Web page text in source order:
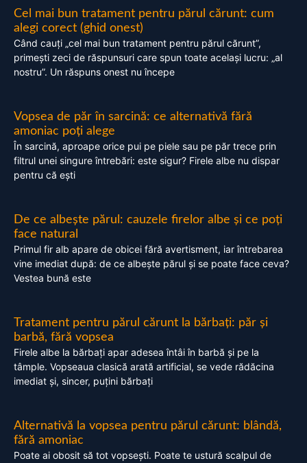
Cel mai bun tratament pentru părul cărunt: cum
alegi corect (ghid onest)
Când cauți „cel mai bun tratament pentru părul cărunt”,
primești zeci de răspunsuri care spun toate același lucru: „al
nostru”. Un răspuns onest nu începe
Vopsea de păr în sarcină: ce alternativă fără
amoniac poți alege
În sarcină, aproape orice pui pe piele sau pe păr trece prin
filtrul unei singure întrebări: este sigur? Firele albe nu dispar
pentru că ești
De ce albește părul: cauzele firelor albe și ce poți
face natural
Primul fir alb apare de obicei fără avertisment, iar întrebarea
vine imediat după: de ce albește părul și se poate face ceva?
Vestea bună este
Tratament pentru părul cărunt la bărbați: păr și
barbă, fără vopsea
Firele albe la bărbați apar adesea întâi în barbă și pe la
tâmple. Vopseaua clasică arată artificial, se vede rădăcina
imediat și, sincer, puțini bărbați
Alternativă la vopsea pentru părul cărunt: blândă,
fără amoniac
Poate ai obosit să tot vopsești. Poate te ustură scalpul de